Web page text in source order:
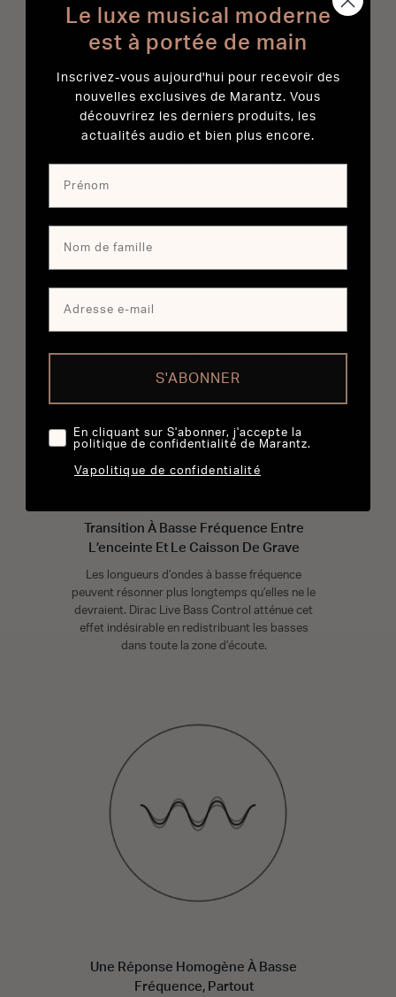
fois fluide et homogène dans toute la pièce, peu
importe l’emplacement où se trouve votre caisson
basses
Transition À Basse Fréquence Entre
L’enceinte Et Le Caisson De Grave
Les longueurs d’ondes à basse fréquence
peuvent résonner plus longtemps qu’elles ne le
devraient. Dirac Live Bass Control atténue cet
effet indésirable en redistribuant les basses
dans toute la zone d’écoute.
Une Réponse Homogène À Basse
Fréquence, Partout
Le luxe musical moderne
est à portée de main
Inscrivez-vous aujourd'hui pour recevoir des
nouvelles exclusives de Marantz. Vous
découvrirez les derniers produits, les
actualités audio et bien plus encore.
S'ABONNER
En cliquant sur S'abonner, j'accepte la
politique de confidentialité de Marantz.
Vapolitique de confidentialité